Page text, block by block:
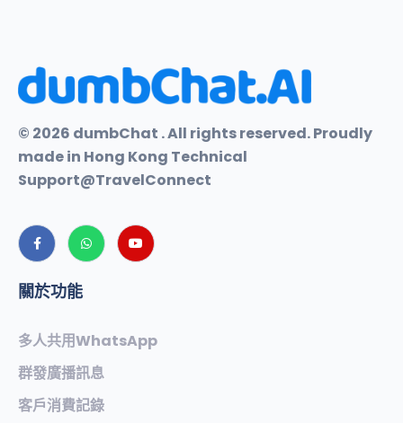
© 2026 dumbChat . All rights reserved. Proudly
made in Hong Kong Technical
Support@TravelConnect
關於功能
多人共用WhatsApp
群發廣播訊息
客戶消費記錄